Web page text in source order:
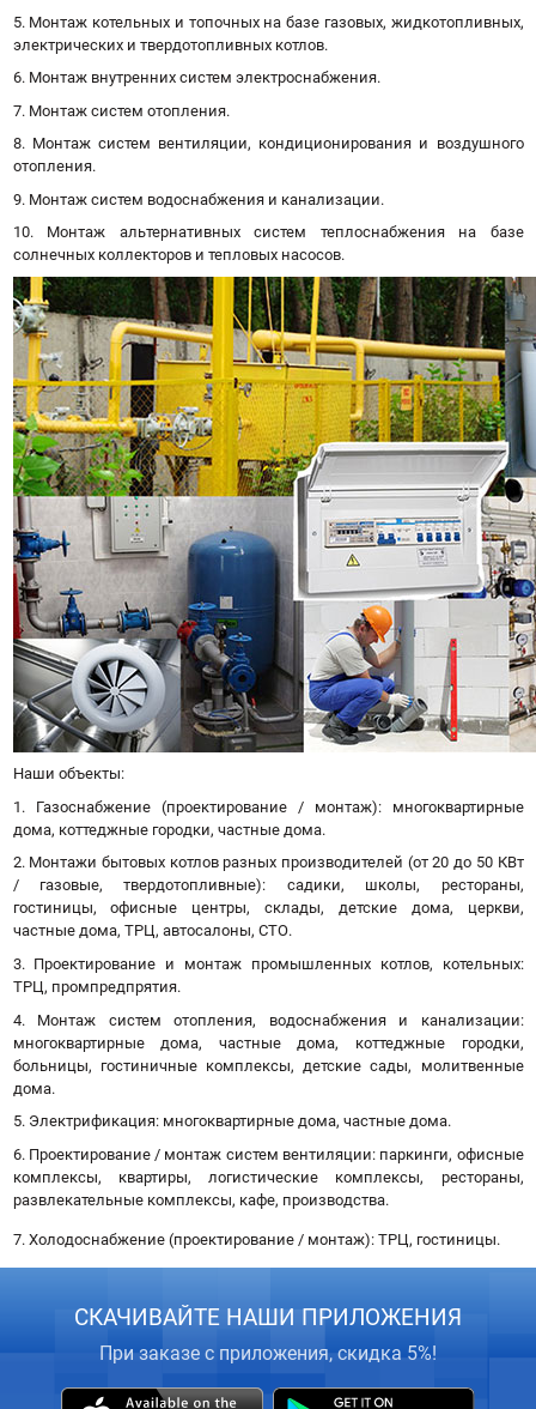
5. Монтаж котельных и топочных на базе газовых, жидкотопливных,
электрических и твердотопливных котлов.
6. Монтаж внутренних систем электроснабжения.
7. Монтаж систем отопления.
8. Монтаж систем вентиляции, кондиционирования и воздушного
отопления.
9. Монтаж систем водоснабжения и канализации.
10. Монтаж альтернативных систем теплоснабжения на базе
солнечных коллекторов и тепловых насосов.
Наши объекты:
1. Газоснабжение (проектирование / монтаж): многоквартирные
дома, коттеджные городки, частные дома.
2. Монтажи бытовых котлов разных производителей (от 20 до 50 КВт
/ газовые, твердотопливные): садики, школы, рестораны,
гостиницы, офисные центры, склады, детские дома, церкви,
частные дома, ТРЦ, автосалоны, СТО.
3. Проектирование и монтаж промышленных котлов, котельных:
ТРЦ, промпредпрятия.
4. Монтаж систем отопления, водоснабжения и канализации:
многоквартирные дома, частные дома, коттеджные городки,
больницы, гостиничные комплексы, детские сады, молитвенные
дома.
5. Электрификация: многоквартирные дома, частные дома.
6. Проектирование / монтаж систем вентиляции: паркинги, офисные
комплексы, квартиры, логистические комплексы, рестораны,
развлекательные комплексы, кафе, производства.
7. Холодоснабжение (проектирование / монтаж): ТРЦ, гостиницы.
СКАЧИВАЙТЕ НАШИ ПРИЛОЖЕНИЯ
При заказе с приложения, скидка 5%!